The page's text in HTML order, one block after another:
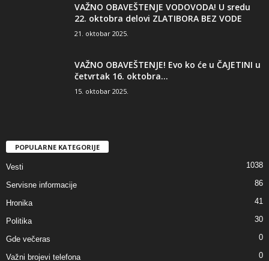
VAŽNO OBAVEŠTENJE VODOVODA! U sredu
22. oktobra delovi ZLATIBORA BEZ VODE
21. oktobar 2025.
VAŽNO OBAVEŠTENJE! Evo ko će u ČAJETINI u
četvrtak 16. oktobra...
15. oktobar 2025.
POPULARNE KATEGORIJE
Vesti 1038
Servisne informacije 86
Hronika 41
Politika 30
Gde večeras 0
Važni brojevi telefona 0